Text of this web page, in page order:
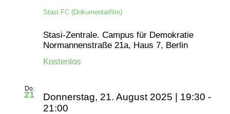
Stasi FC (Dokumentarfilm)
Stasi-Zentrale. Campus für Demokratie
Normannenstraße 21a, Haus 7, Berlin
Kostenlos
Do.
21 Donnerstag, 21. August 2025 | 19:30 -
21:00